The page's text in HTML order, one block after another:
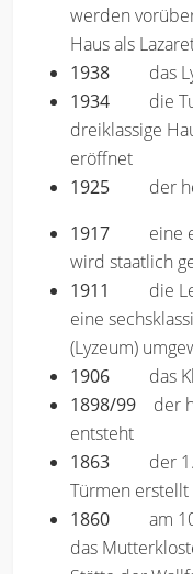
werden
Haus als
1938 das
1934 die
dreiklassige
eröffnet
1925 der
1917 eine
wird staatlich
1911 die
eine
(Lyzeum)
1906 das
1898/99 der
entsteht
1863 der
Türmen erstellt
1860
am
das